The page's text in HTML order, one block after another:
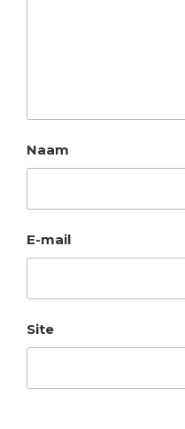
Naam
E-mail
Site